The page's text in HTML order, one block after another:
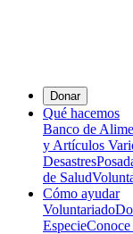
Donar
Qué hacemos
Banco de
y Artículos
Desastres
de Salud
Cómo ayudar
Voluntariado
EspecieConoce